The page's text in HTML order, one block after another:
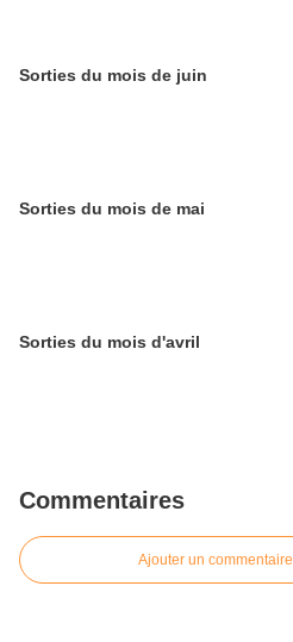
Sorties du mois de juin
Sorties du mois de mai
Sorties du mois d'avril
Commentaires
Ajouter un commentaire